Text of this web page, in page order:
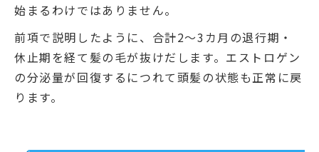
始まるわけではありません。
前項で説明したように、合計2～3カ月の退行期・
休止期を経て髪の毛が抜けだします。エストロゲン
の分泌量が回復するにつれて頭髪の状態も正常に戻
ります。